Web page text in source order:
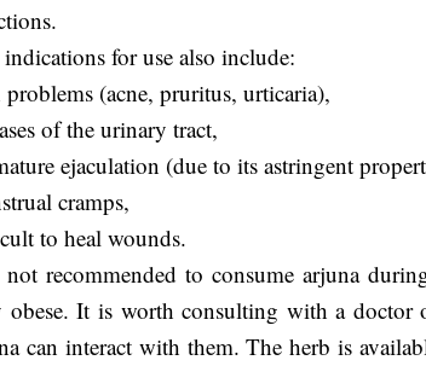
for use also include:
problems (acne, pruritus, urticaria),
of the urinary tract,
ejaculation (due to its astringent
cramps,
to heal wounds.
recommended to consume arjuna
obese. It is worth consulting with a doctor
can interact with them. The herb is